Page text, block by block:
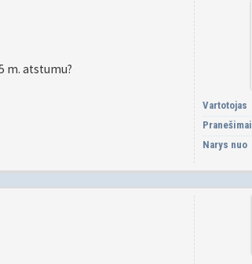
m. atstumu?
Vartotojas
Pranešimai
Narys nuo